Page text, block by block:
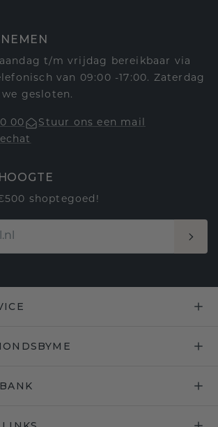
t/m vrijdag bereikbaar via
van 09:00 -17:00. Zaterdag
gesloten.
00
Stuur ons een mail
shoptegoed!